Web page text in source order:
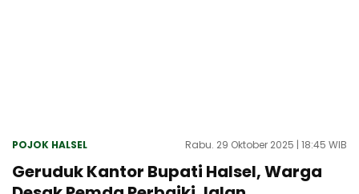
POJOK HALSEL Rabu. 29 Oktober 2025 | 18:45 WIB
Geruduk Kantor Bupati Halsel, Warga